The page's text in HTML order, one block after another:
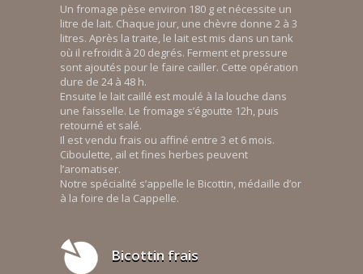
Un fromage pèse environ 180 g et nécessite un
litre de lait. Chaque jour, une chèvre donne 2 à 3
litres. Après la traite, le lait est mis dans un tank
où il refroidit à 20 degrés. Ferment et pressure
sont ajoutés pour le faire cailler. Cette opération
dure de 24 à 48 h.
Ensuite le lait caillé est moulé à la louche dans
une faisselle. Le fromage s’égoutte 12h, puis
retourné et salé.
Il est vendu frais ou affiné entre 3 et 6 mois.
Ciboulette, ail et fines herbes peuvent
l’aromatiser.
Notre spécialité s’appelle le Bicottin, médaille d’or
à la foire de la Cappelle.
Bicottin frais